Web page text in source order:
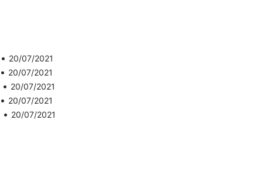
• 20/07/2021
• 20/07/2021
• 20/07/2021
• 20/07/2021
• 20/07/2021